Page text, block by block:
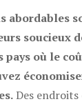
abordables
soucieux
pays où le
Des endroits